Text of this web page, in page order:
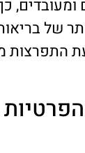
ומעובדים,
של
התפרצות